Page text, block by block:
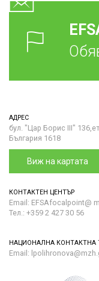
АДРЕС
бул. "Цар Борис III"
България 1618
Виж на картата
КОНТАКТЕН ЦЕНТЪР
Email: EFSAfocalpoint@
Тел.: +359 2 427 30 56
НАЦИОНАЛНА КОНТАКТНА
Email: